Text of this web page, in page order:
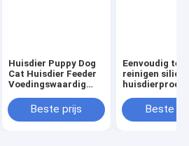
Huisdier Puppy Dog
Cat Huisdier Feeder
Voedingswaardig
Leakproof
Luchtdicht
Beste prijs
Eenvoudig te
reinigen
en
Beste